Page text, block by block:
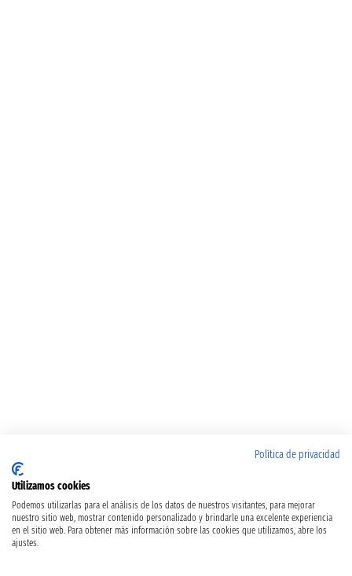
Política de privacidad
Utilizamos cookies
Podemos utilizarlas para el análisis de los datos de nuestros visitantes, para mejorar
nuestro sitio web, mostrar contenido personalizado y brindarle una excelente experiencia
en el sitio web. Para obtener más información sobre las cookies que utilizamos, abre los
ajustes.